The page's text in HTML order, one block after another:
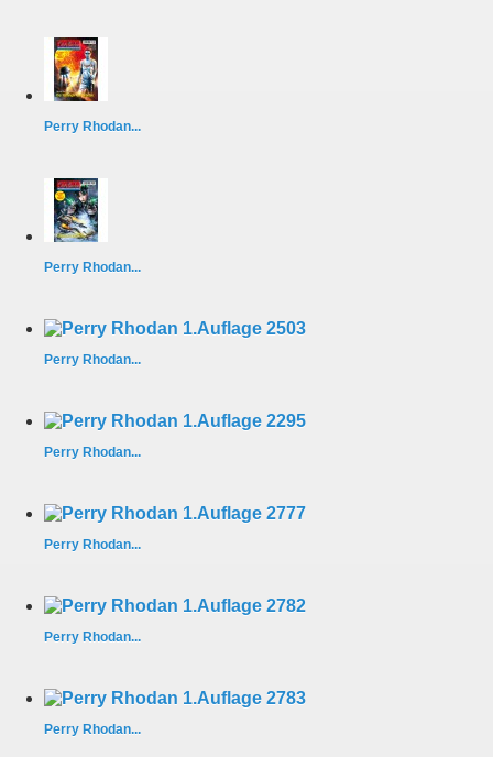
Perry Rhodan...
Perry Rhodan...
Perry Rhodan...
Perry Rhodan...
Perry Rhodan...
Perry Rhodan...
Perry Rhodan...